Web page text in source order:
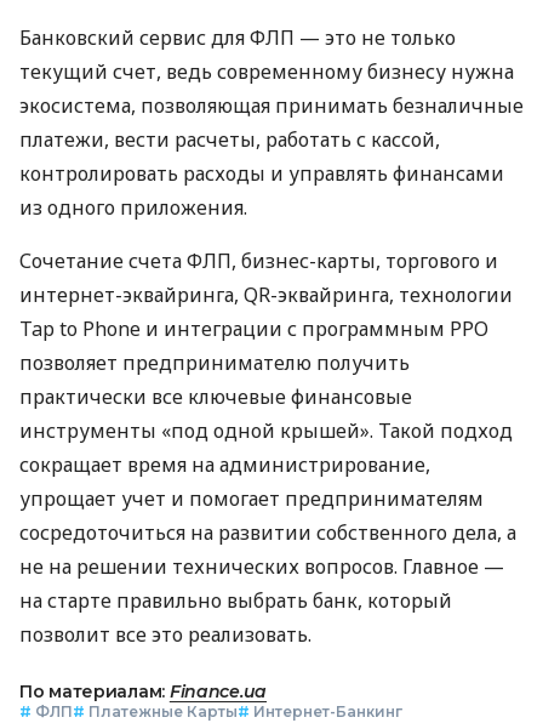
Банковский сервис для ФЛП — это не только
текущий счет, ведь современному бизнесу нужна
экосистема, позволяющая принимать безналичные
платежи, вести расчеты, работать с кассой,
контролировать расходы и управлять финансами
из одного приложения.
Сочетание счета ФЛП, бизнес-карты, торгового и
интернет-эквайринга, QR-эквайринга, технологии
Tap to Phone и интеграции с программным РРО
позволяет предпринимателю получить
практически все ключевые финансовые
инструменты «под одной крышей». Такой подход
сокращает время на администрирование,
упрощает учет и помогает предпринимателям
сосредоточиться на развитии собственного дела, а
не на решении технических вопросов. Главное —
на старте правильно выбрать банк, который
позволит все это реализовать.
По материалам: Finance.ua
# ФЛП# Платежные Карты# Интернет-Банкинг